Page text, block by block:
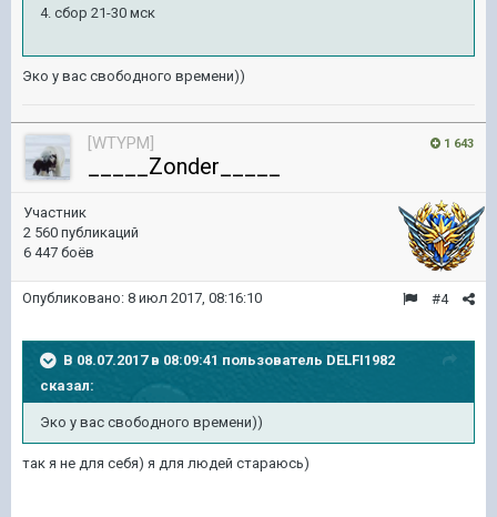
4. сбор 21-30 мск
Эко у вас свободного времени))
1 643
[WTYPM]
_____Zonder_____
Участник
2 560 публикаций
6 447 боёв
#4
Опубликовано: 8 июл 2017, 08:16:10
В 08.07.2017 в 08:09:41 пользователь DELFI1982
сказал:
Эко у вас свободного времени))
так я не для себя) я для людей стараюсь)